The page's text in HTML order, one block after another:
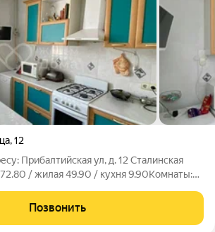
,12
Прибалтийская ул, д. 12 Сталинская
/ жилая 49.90 / кухня 9.90Комнаты:
потолки. Пластиковые окна. На полу
Позвонить